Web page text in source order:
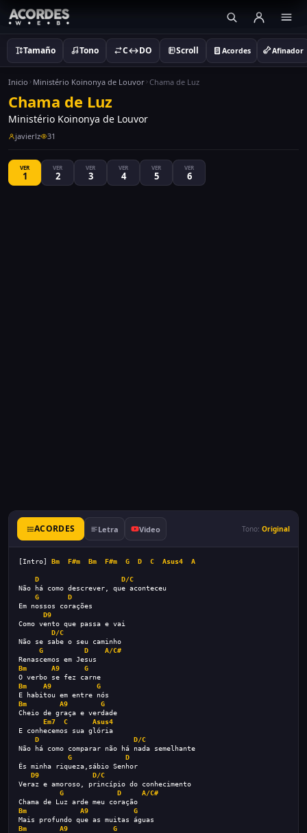
Tamaño Tono C↔DO Scroll Acordes Afinador
Inicio Ministério Koinonya de Louvor Chama de Luz
Chama de Luz
Ministério Koinonya de Louvor
javierlz 31
VER
1
VER
2
VER
3
VER
4
VER
5
VER
6
ACORDES Letra Video Tono: Original
[Intro] Bm F#m Bm F#m G D C Asus4 A
D
D/C
Não há como descrever, que aconteceu
G
D
Em nossos corações
D9
Como vento que passa e vai
D/C
Não se sabe o seu caminho
G
D
A/C#
Renascemos em Jesus
Bm
A9
G
O verbo se fez carne
Bm
A9
G
E habitou em entre nós
Bm
A9
G
Cheio de graça e verdade
Em7
C
Asus4
E conhecemos sua glória
D
D/C
Não há como comparar não há nada semelhante
G
D
És minha riqueza,sábio Senhor
D9
D/C
Veraz e amoroso, princípio do conhecimento
G
D
A/C#
Chama de Luz arde meu coração
Bm
A9
G
Mais profundo que as muitas águas
Bm
A9
G